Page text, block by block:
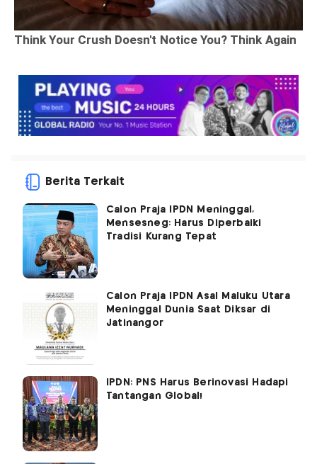
Berita Terkait
Calon Praja IPDN Meninggal,
Mensesneg: Harus Diperbaiki
Tradisi Kurang Tepat
Calon Praja IPDN Asal Maluku Utara
Meninggal Dunia Saat Diksar di
Jatinangor
IPDN: PNS Harus Berinovasi Hadapi
Tantangan Global!